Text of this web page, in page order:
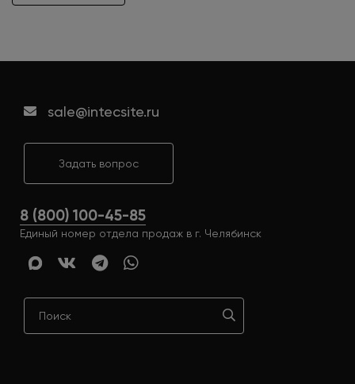
sale@intecsite.ru
Задать вопрос
8 (800) 100-45-85
Единый номер отдела продаж в г. Челябинск